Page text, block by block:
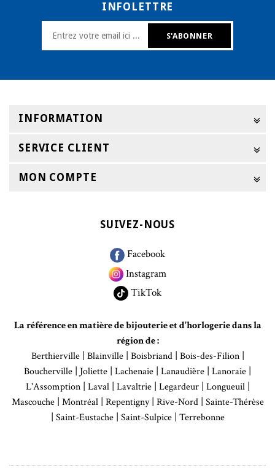
INFOLETTRE
INFORMATION
SERVICE CLIENT
MON COMPTE
SUIVEZ-NOUS
Facebook
Instagram
TikTok
La référence en matière de bijouterie et d'horlogerie dans la
région de :
Berthierville| Blainville| Boisbriand| Bois-des-Filion|
Boucherville | Joliette | Lachenaie | Lanaudière | Lanoraie |
L'Assomption| Laval| Lavaltrie| Legardeur| Longueuil|
Mascouche| Montréal| Repentigny| Rive-Nord| Sainte-Thérèse
| Saint-Eustache| Saint-Sulpice| Terrebonne